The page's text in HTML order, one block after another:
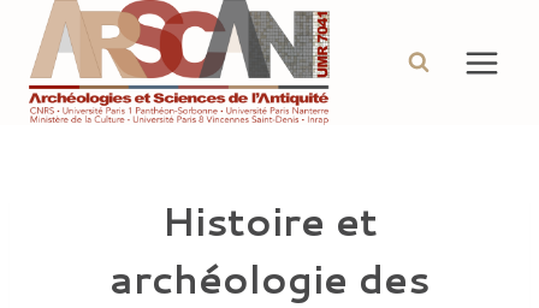
contenu
Histoire et
archéologie des